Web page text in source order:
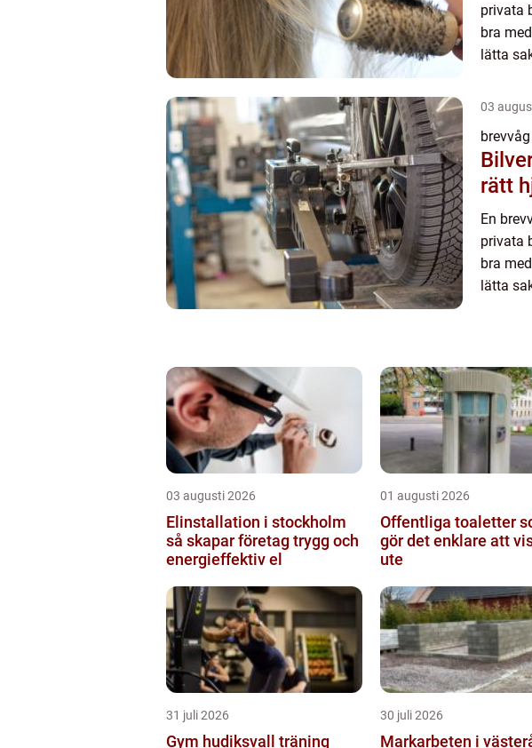
privata
bra
lätta
du
03
brevvåg
rätt
En
privata
bra
lätta
03 augusti 2026
Elinstallation i stockholm
så skapar företag trygg och
energieffektiv el
01 augusti 2026
Offentliga toaletter
gör det enklare att
ute
31 juli 2026
Gym hudiksvall träning
30 juli 2026
Markarbeten i